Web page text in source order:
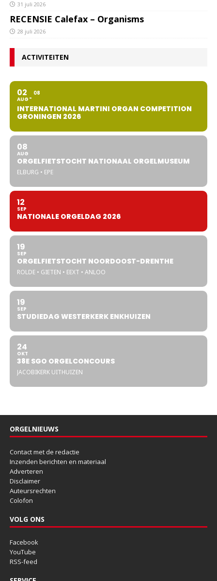
31 juli 2026
RECENSIE Calefax – Organisms
28 juli 2026
ACTIVITEITEN
02
AUG
08
INTERNATIONAL MARTINI ORGAN COMPETITION
GRONINGEN 2026
08
AUG
ORGELFIETSTOCHT NATIONAAL ORGELMUSEUM
ELBURG • EPE
12
SEP
NATIONALE ORGELDAG 2026
19
SEP
ORGELFIETSTOCHT NOORDOOST-DRENTHE
ROLDE • GIETEN • EEXT • ANLOO
19
SEP
STUDIEDAG WESTERKERK ENKHUIZEN
24
OKT
38E SGO ORGELCONCOURS
JACOBIKERK UITHUIZEN
ORGELNIEUWS
Contact met de redactie
Inzenden berichten en materiaal
Adverteren
Disclaimer
Auteursrechten
Colofon
VOLG ONS
Facebook
YouTube
RSS-feed